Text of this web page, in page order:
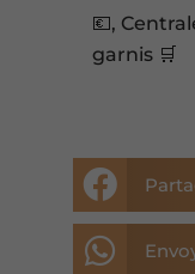
💶,
garnis 🛒

